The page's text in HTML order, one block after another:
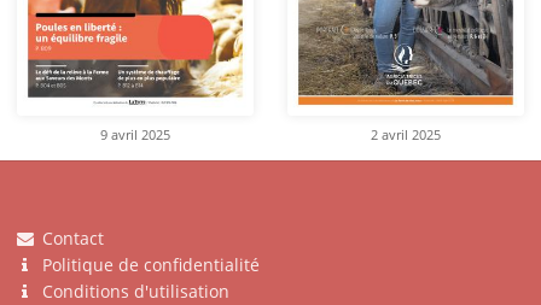
9 avril 2025 2 avril 2025
Contact
Politique de confidentialité
Conditions d'utilisation